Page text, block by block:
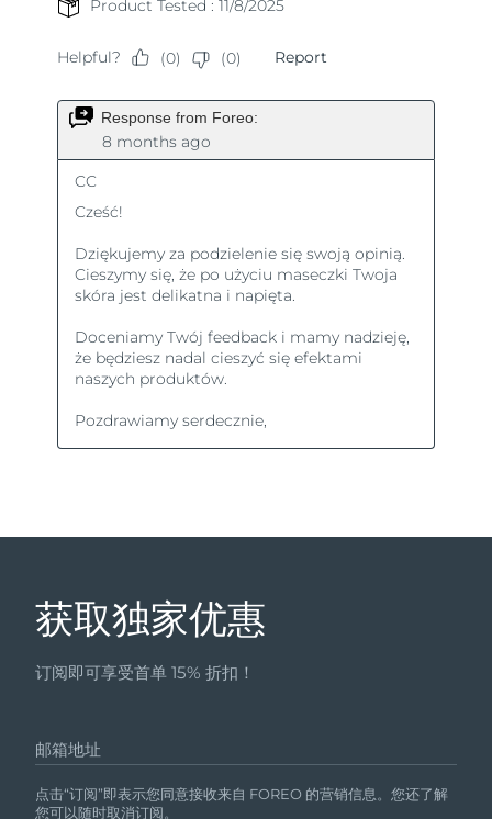
获取独家优惠
订阅即可享受首单 15% 折扣！
邮箱地址
点击“订阅”即表示您同意接收来自 FOREO 的营销信息。您还了解
您可以随时取消订阅。